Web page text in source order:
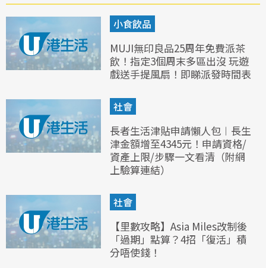
小食飲品
MUJI無印良品25周年免費派茶
飲！指定3個周末多區出沒 玩遊
戲送手提風扇！即睇派發時間表
社會
長者生活津貼申請懶人包︱長生
津金額增至4345元！申請資格/
資產上限/步驟一文看清（附網
上驗算連結）
社會
【里數攻略】Asia Miles改制後
「過期」點算？4招「復活」積
分唔使錢！